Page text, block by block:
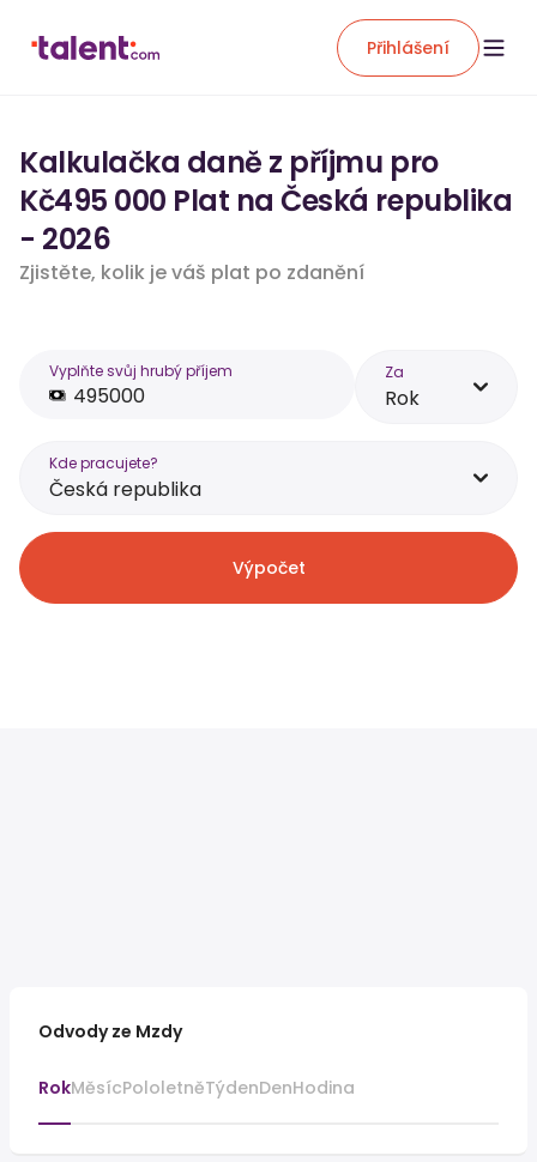
Přihlášení
Kalkulačka daně z příjmu pro
Kč495 000 Plat na Česká republika
- 2026
Zjistěte, kolik je váš plat po zdanění
Vyplňte svůj hrubý příjem Za
Rok
Kde pracujete?
Česká republika
Výpočet
Odvody ze Mzdy
RokMěsícPololetněTýdenDenHodina